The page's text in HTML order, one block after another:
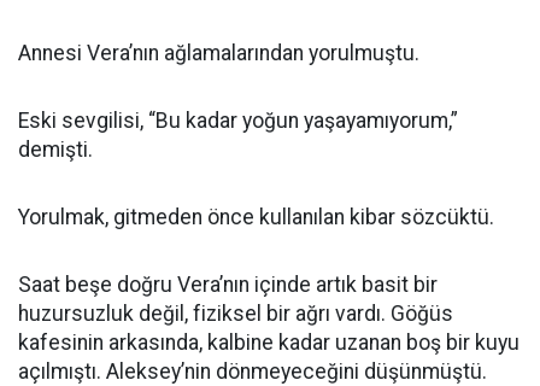
Annesi Vera’nın ağlamalarından yorulmuştu.
Eski sevgilisi, “Bu kadar yoğun yaşayamıyorum,”
demişti.
Yorulmak, gitmeden önce kullanılan kibar sözcüktü.
Saat beşe doğru Vera’nın içinde artık basit bir
huzursuzluk değil, fiziksel bir ağrı vardı. Göğüs
kafesinin arkasında, kalbine kadar uzanan boş bir kuyu
açılmıştı. Aleksey’nin dönmeyeceğini düşünmüştü.